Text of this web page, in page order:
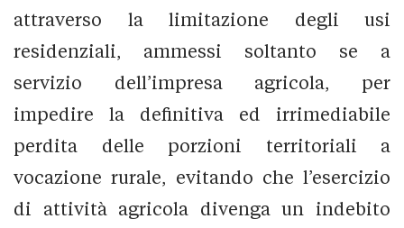
attraverso la limitazione degli usi
residenziali, ammessi soltanto se a
servizio dell’impresa agricola, per
impedire la definitiva ed irrimediabile
perdita delle porzioni territoriali a
vocazione rurale, evitando che l’esercizio
di attività agricola divenga un indebito